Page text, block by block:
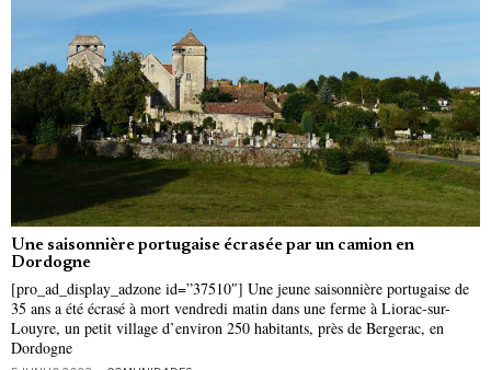
Une saisonnière portugaise écrasée par un camion en
Dordogne
[pro_ad_display_adzone id=”37510″] Une jeune saisonnière portugaise de
35 ans a été écrasé à mort vendredi matin dans une ferme à Liorac-sur-
Louyre, un petit village d’environ 250 habitants, près de Bergerac, en
Dordogne